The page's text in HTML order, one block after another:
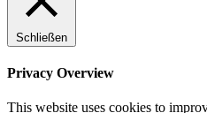
Schließen
Privacy Overview
This website uses cookies to